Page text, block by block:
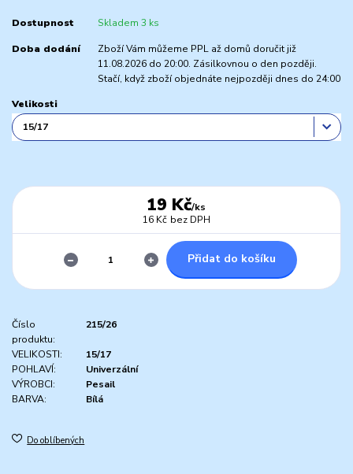
Dostupnost Skladem 3 ks
Doba dodání
Zboží Vám můžeme PPL až domů doručit již
11.08.2026 do 20:00. Zásilkovnou o den později.
Stačí, když zboží objednáte nejpozději dnes do 24:00
Velikosti
19 Kč/ks
16 Kč bez DPH
Přidat do košíku
Číslo
produktu:
215/26
VELIKOSTI:
15/17
POHLAVÍ:
Univerzální
VÝROBCI:
Pesail
BARVA:
Bílá
Do oblíbených